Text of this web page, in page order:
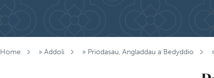
Home » Addoli » Priodasau, Angladdau a Bedyddio